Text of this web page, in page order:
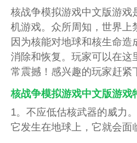
核战争模拟游戏中文版游戏
机游戏。众所周知，世界上
因为核能对地球和核生命
消除和恢复。玩家可以在这
常震撼！感兴趣的玩家赶紧
核战争模拟游戏中文版游戏
1。不应低估核武器的威力
它发生在地球上，它就会面